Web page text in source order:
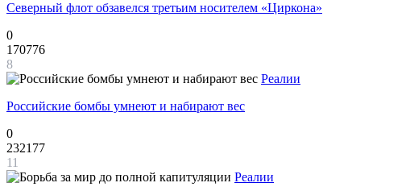
Северный флот обзавелся третьим носителем «Циркона»
0
170776
8
Реалии
Российские бомбы умнеют и набирают вес
0
232177
11
Реалии